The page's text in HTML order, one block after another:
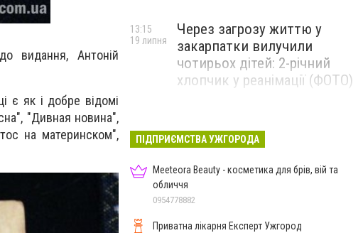
видання, Антонiй
є як i добре вiдомi
"Дивная новина",
на материнском",
Через загрозу життю у
закарпатки вилучили
чотирьох дітей: 2-річний
хлопчик у реанімації (ФОТО)
13:15
19 липня
полеглим захисником
Артемом Ромчаком
19 липня
ПІДПРИЄМСТВА УЖГОРОДА
Meeteora Beauty - косметика для брів, вій та
обличчя
0954778882
Приватна лікарня Експерт Ужгород